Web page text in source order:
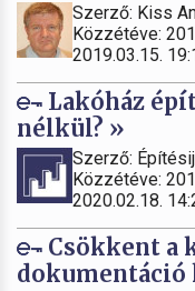
Szerző: Kiss
Közzétéve:
2019.03.15.
Lakóház
nélkül? »
Szerző:
Közzétéve:
2020.02.18.
Csökkent a
dokumentáció